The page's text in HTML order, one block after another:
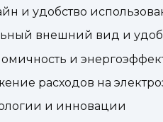
и удобство
внешний вид и
и
расходов на
и инновации